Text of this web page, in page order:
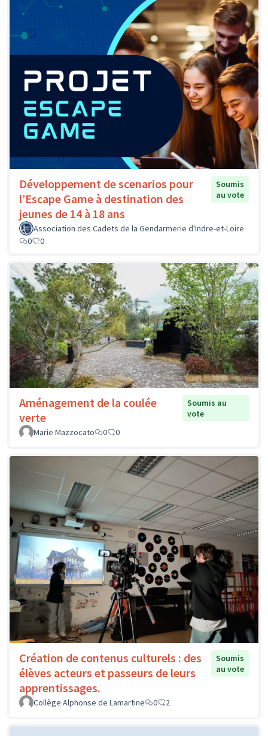
Développement de scenarios pour
l’Escape Game à destination des
jeunes de 14 à 18 ans
Soumis
au vote
Association des Cadets de la Gendarmerie d'Indre-et-Loire
0
0
Aménagement de la coulée
verte
Soumis au
vote
Marie Mazzocato
0 0
Création de contenus culturels : des
élèves acteurs et passeurs de leurs
apprentissages.
Soumis
au vote
Collège Alphonse de Lamartine 0 2